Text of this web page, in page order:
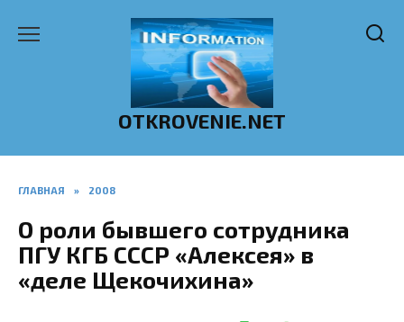
OTKROVENIE.NET
ГЛАВНАЯ » 2008
О роли бывшего сотрудника
ПГУ КГБ СССР «Алексея» в
«деле Щекочихина»